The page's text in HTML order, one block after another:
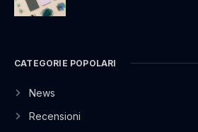
CATEGORIE POPOLARI
News
Recensioni